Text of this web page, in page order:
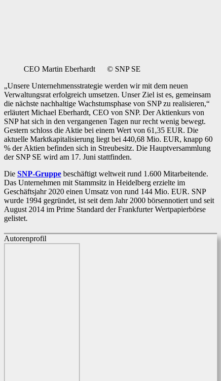
CEO Martin Eberhardt © SNP SE
„Unsere Unternehmensstrategie werden wir mit dem neuen
Verwaltungsrat erfolgreich umsetzen. Unser Ziel ist es, gemeinsam
die nächste nachhaltige Wachstumsphase von SNP zu realisieren,“
erläutert Michael Eberhardt, CEO von SNP. Der Aktienkurs von
SNP hat sich in den vergangenen Tagen nur recht wenig bewegt.
Gestern schloss die Aktie bei einem Wert von 61,35 EUR. Die
aktuelle Marktkapitalisierung liegt bei 440,68 Mio. EUR, knapp 60
% der Aktien befinden sich in Streubesitz. Die Hauptversammlung
der SNP SE wird am 17. Juni stattfinden.
Die SNP-Gruppe beschäftigt weltweit rund 1.600 Mitarbeitende.
Das Unternehmen mit Stammsitz in Heidelberg erzielte im
Geschäftsjahr 2020 einen Umsatz von rund 144 Mio. EUR. SNP
wurde 1994 gegründet, ist seit dem Jahr 2000 börsennotiert und seit
August 2014 im Prime Standard der Frankfurter Wertpapierbörse
gelistet.
Autorenprofil